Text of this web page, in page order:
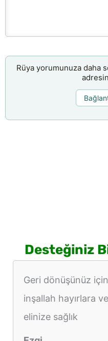
Rüya yorumunuza daha
Desteğiniz
Geri dönüşünüz
inşallah hayırlara
elinize sağlık